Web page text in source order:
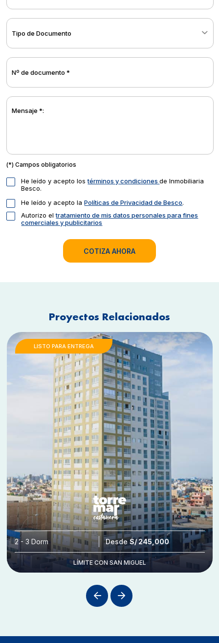
Tipo de Documento
Nº de documento *
Mensaje *:
(*) Campos obligatorios
He leído y acepto lostérminos y condicionesde Inmobiliaria
Besco.
He leído y acepto laPolíticas de Privacidad de Besco.
Autorizo eltratamiento de mis datos personales para fines
comerciales y publicitarios
COTIZA AHORA
Proyectos Relacionados
LISTO PARA ENTREGA
2 - 3 Dorm DesdeS/ 245,000
LÍMITE CON SAN MIGUEL